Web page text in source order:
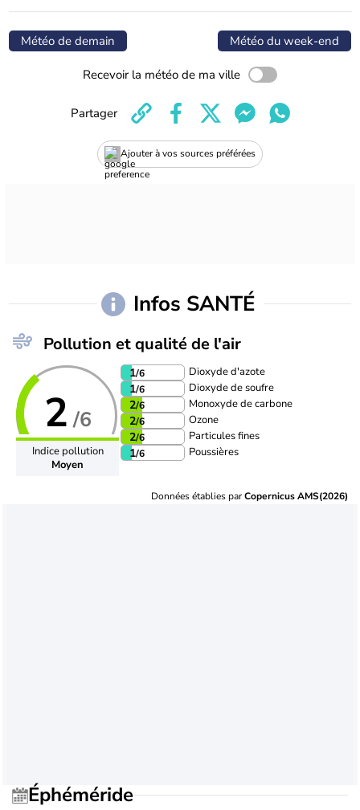
Météo de demain Météo du week-end
Recevoir la météo de ma ville
Ajouter à vos sources préférées
Partager
Infos SANTÉ
Pollution et qualité de l'air
2 /6
Indice pollution
Moyen
1/6 Dioxyde d'azote
1/6 Dioxyde de soufre
2/6 Monoxyde de carbone
2/6 Ozone
2/6 Particules fines
1/6 Poussières
Données établies parCopernicus AMS(2026)
Éphéméride